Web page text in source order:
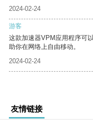
2024-02-24
游客
这款加速器VPM应用程序可
助你在网络上自由移动。
2024-02-24
友情链接